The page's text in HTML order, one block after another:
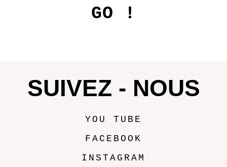
GO !
SUIVEZ - NOUS
YOU TUBE
FACEBOOK
INSTAGRAM